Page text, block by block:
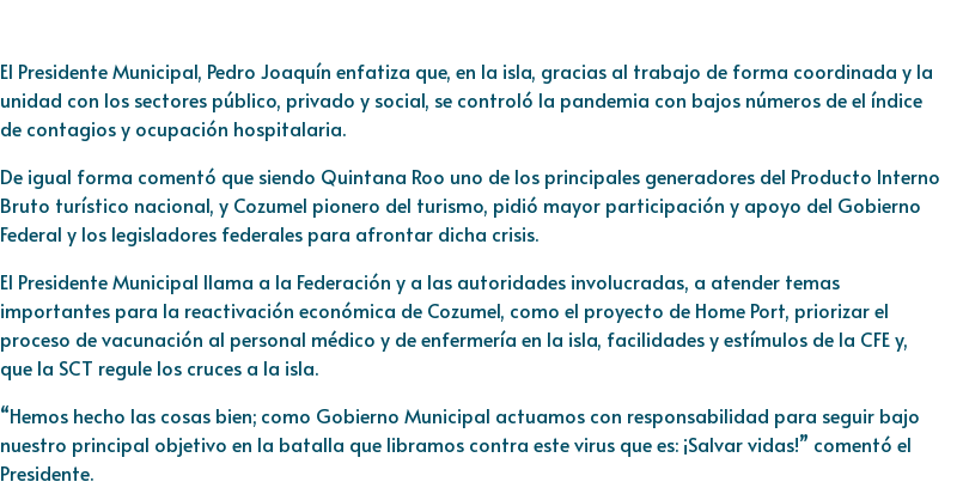
El Presidente Municipal, Pedro Joaquín enfatiza que, en la isla, gracias al trabajo de forma coordinada y la
unidad con los sectores público, privado y social, se controló la pandemia con bajos números de el índice
de contagios y ocupación hospitalaria.
De igual forma comentó que siendo Quintana Roo uno de los principales generadores del Producto Interno
Bruto turístico nacional, y Cozumel pionero del turismo, pidió mayor participación y apoyo del Gobierno
Federal y los legisladores federales para afrontar dicha crisis.
El Presidente Municipal llama a la Federación y a las autoridades involucradas, a atender temas
importantes para la reactivación económica de Cozumel, como el proyecto de Home Port, priorizar el
proceso de vacunación al personal médico y de enfermería en la isla, facilidades y estímulos de la CFE y,
que la SCT regule los cruces a la isla.
“Hemos hecho las cosas bien; como Gobierno Municipal actuamos con responsabilidad para seguir bajo
nuestro principal objetivo en la batalla que libramos contra este virus que es: ¡Salvar vidas!” comentó el
Presidente.